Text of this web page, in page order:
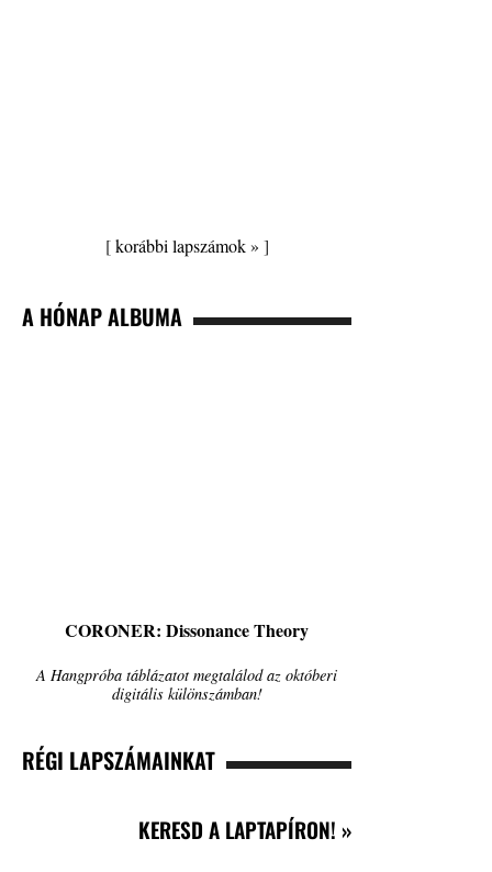
[korábbi lapszámok » ]
A HÓNAP ALBUMA
CORONER: Dissonance Theory
A Hangpróba táblázatot megtalálod az októberi
digitális különszámban!
RÉGI LAPSZÁMAINKAT
KERESD A LAPTAPÍRON! »